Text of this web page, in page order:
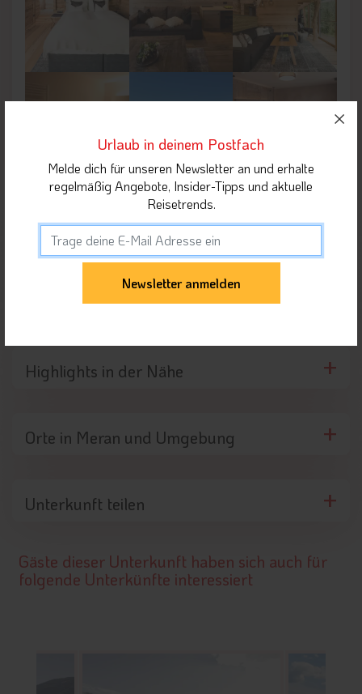
Lage der Unterkunft
Umgebung der Unterkunft
Highlights in der Nähe
Orte in Meran und Umgebung
Unterkunft teilen
Gäste dieser Unterkunft haben sich auch für
folgende Unterkünfte interessiert
Urlaub in deinem Postfach
Melde dich für unseren Newsletter an und erhalte
regelmäßig Angebote, Insider-Tipps und aktuelle
Reisetrends.